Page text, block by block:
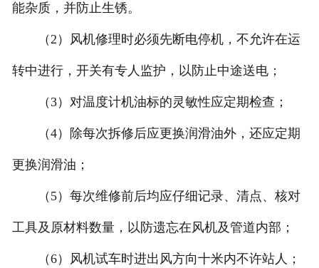
能杂质，并防止生锈。
（2）风机修理时必须先断电停机，不允许在运
转中进行，开关有专人监护，以防止中途送电；
（3）对温度计机油标的灵敏性应定期检查；
（4）除每次拆修后应更换润滑油外，还应定期
更换润滑油；
（5）每次维修前后均应仔细记录、清点、核对
工具及原材料数量，以防遗忘在风机及管道内部；
（6）风机试车时进出风方向十米内不许站人；